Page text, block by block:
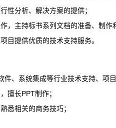
性分析、解决方案的提供；
，主持标书系列文档的准备、制作
目提供优质的技术支持服务。
、系统集成等行业技术支持、项目
擅长PPT制作；
悉相关的商务技巧；